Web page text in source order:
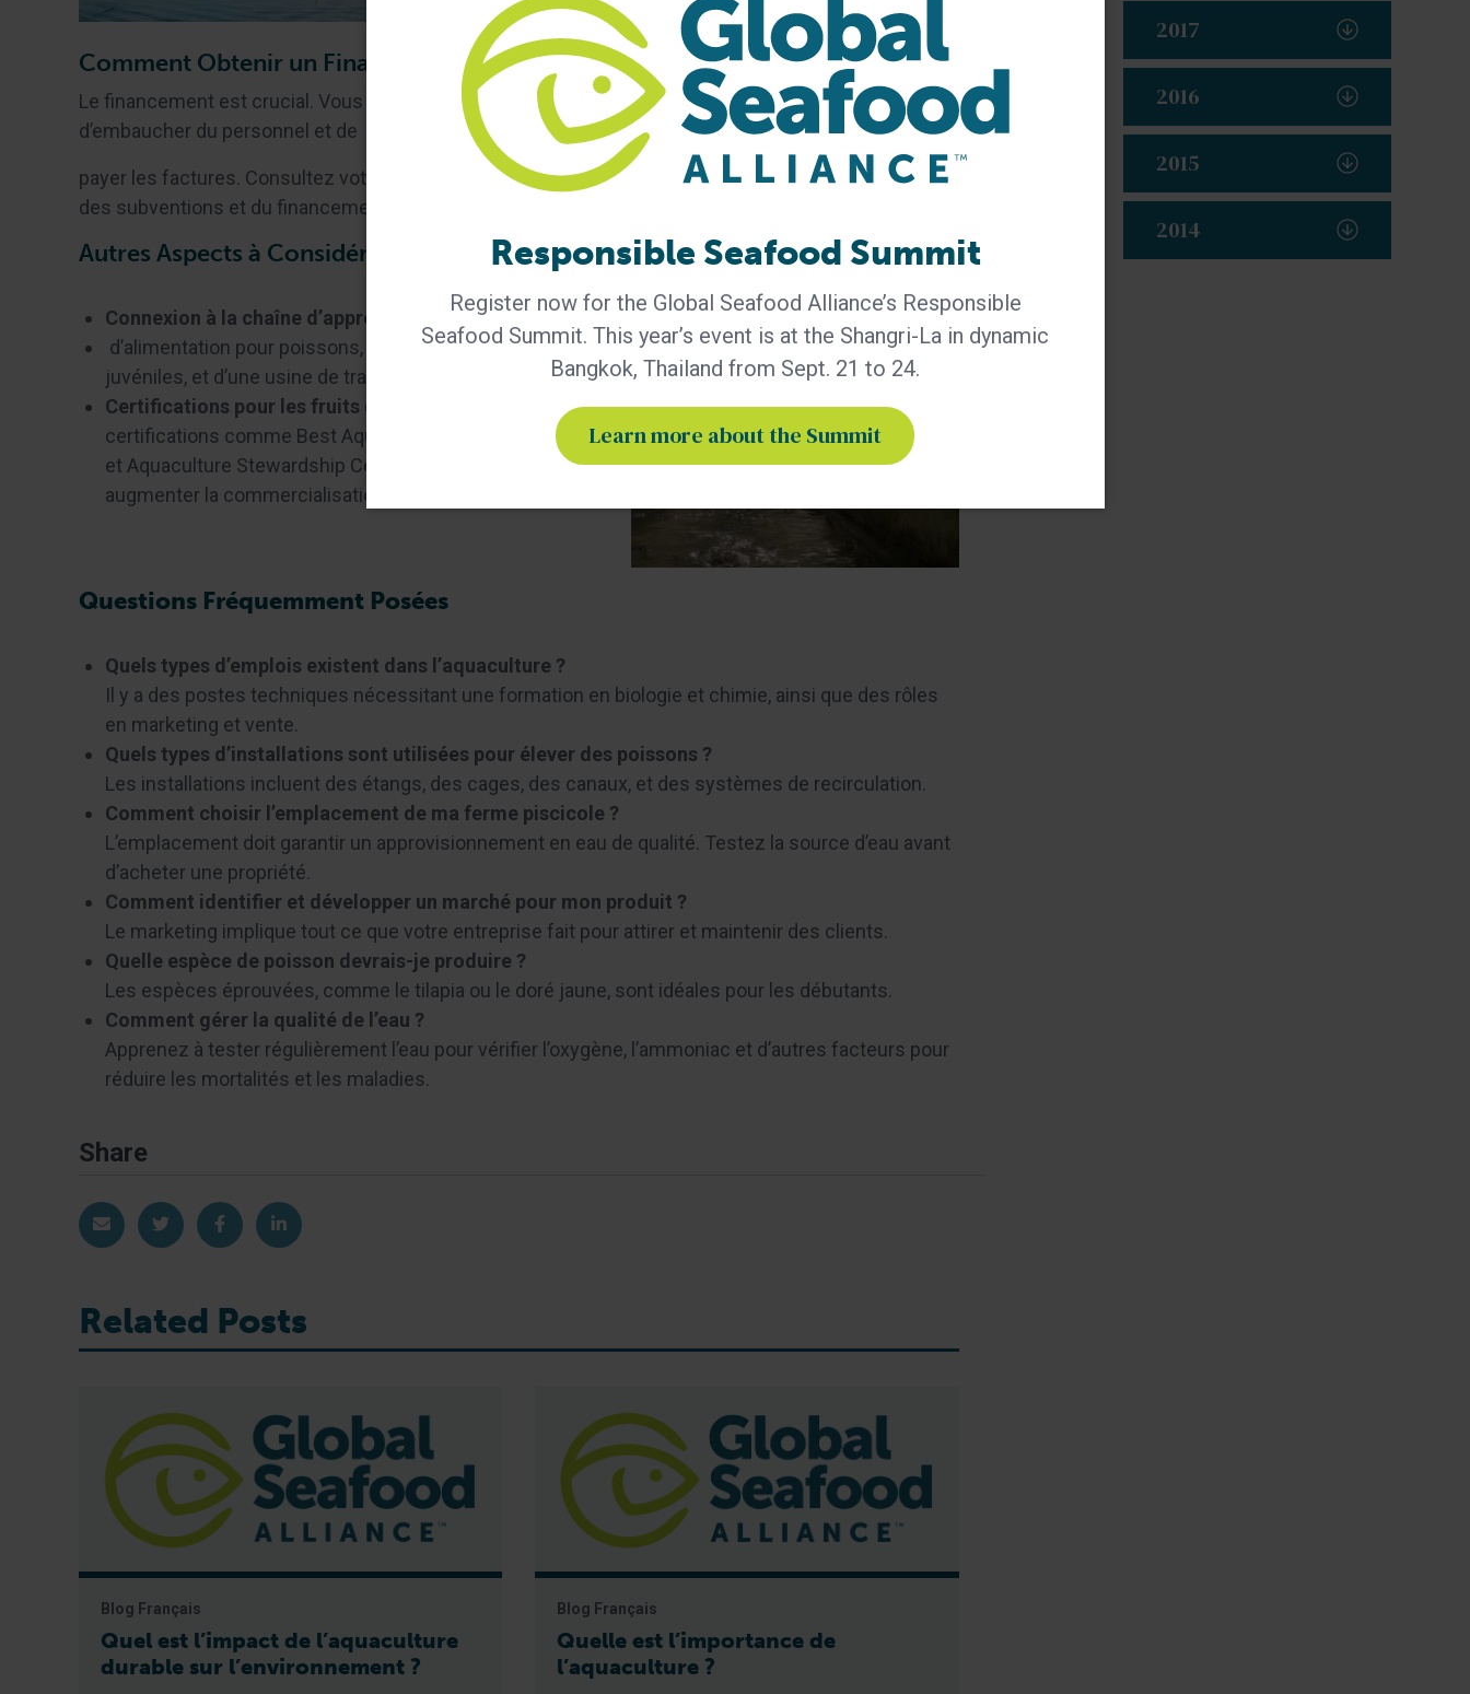
meilleurs marchés.
Comment Obtenir un Financement pour une Ferme Piscicole ?
Le financement est crucial. Vous devez avoir les moyens d’acheter l’équipement nécessaire,
d’embaucher du personnel et de
payer les factures. Consultez votre association locale d’aquaculture et les agences d’État pour obtenir
des subventions et du financement.
Autres Aspects à Considérer :
Connexion à la chaîne d’approvisionnement :Vous aurez besoin
d’alimentation pour poissons, d’animaux aquatiques
juvéniles, et d’une usine de transformation.
Certifications pour les fruits de mer :
certifications comme Best Aquaculture Practices (BAP)
et Aquaculture Stewardship Council (ASC) pour
augmenter la commercialisation de vos produits.
Questions Fréquemment Posées
Quels types d’emplois existent dans l’aquaculture ?
Il y a des postes techniques nécessitant une formation en biologie et chimie, ainsi que des rôles
en marketing et vente.
Quels types d’installations sont utilisées pour élever des poissons ?
Les installations incluent des étangs, des cages, des canaux, et des systèmes de recirculation.
Comment choisir l’emplacement de ma ferme piscicole ?
L’emplacement doit garantir un approvisionnement en eau de qualité. Testez la source d’eau avant
d’acheter une propriété.
Comment identifier et développer un marché pour mon produit ?
Le marketing implique tout ce que votre entreprise fait pour attirer et maintenir des clients.
Quelle espèce de poisson devrais-je produire ?
Les espèces éprouvées, comme le tilapia ou le doré jaune, sont idéales pour les débutants.
Comment gérer la qualité de l’eau ?
Apprenez à tester régulièrement l’eau pour vérifier l’oxygène, l’ammoniac et d’autres facteurs pour
réduire les mortalités et les maladies.
Share
Share via EmailShare on TwitterShare on Facebook
Share on LinkedIn
Related Posts
Blog Français
Quel est l’impact de l’aquaculture
durable sur l’environnement ?
Blog Français
Quelle est l’importance de
l’aquaculture ?
2017
2016
2015
2014
Responsible Seafood Summit
Register now for the Global Seafood Alliance’s Responsible
Seafood Summit. This year’s event is at the Shangri-La in dynamic
Bangkok, Thailand from Sept. 21 to 24.
Learn more about the Summit